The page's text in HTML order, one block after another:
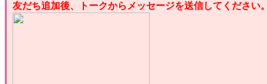
友だち追加後、トークからメッセージを送信してください。